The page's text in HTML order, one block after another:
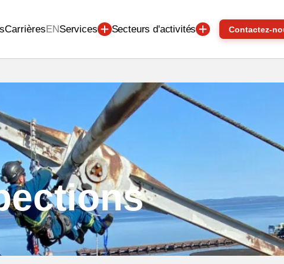
CarrièresENServices Secteurs d'activités Contactez-